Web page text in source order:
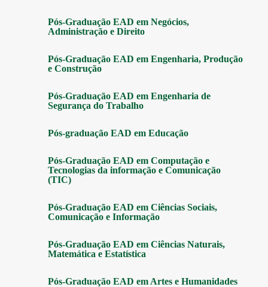
Pós-Graduação EAD em Negócios,
Administração e Direito
Pós-Graduação EAD em Engenharia, Produção
e Construção
Pós-Graduação EAD em Engenharia de
Segurança do Trabalho
Pós-graduação EAD em Educação
Pós-Graduação EAD em Computação e
Tecnologias da informação e Comunicação
(TIC)
Pós-Graduação EAD em Ciências Sociais,
Comunicação e Informação
Pós-Graduação EAD em Ciências Naturais,
Matemática e Estatística
Pós-Graduação EAD em Artes e Humanidades